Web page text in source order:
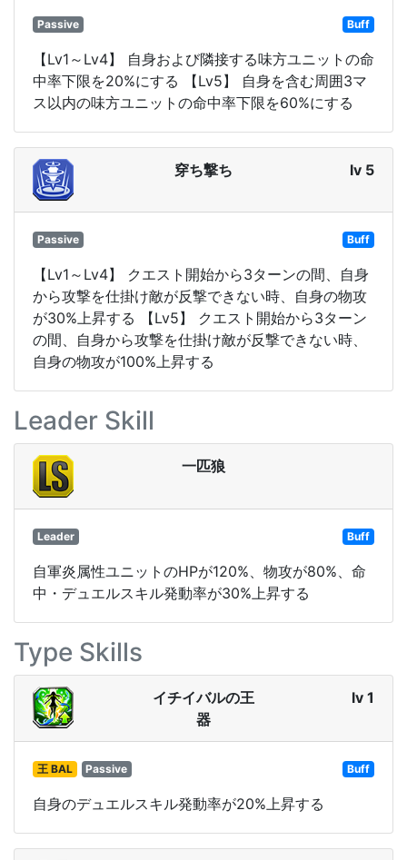
Passive Buff
【Lv1～Lv4】 自身および隣接する味方ユニットの命
中率下限を20%にする 【Lv5】 自身を含む周囲3マ
ス以内の味方ユニットの命中率下限を60%にする
穿ち撃ち lv 5
Passive Buff
【Lv1～Lv4】 クエスト開始から3ターンの間、自身
から攻撃を仕掛け敵が反撃できない時、自身の物攻
が30%上昇する 【Lv5】 クエスト開始から3ターン
の間、自身から攻撃を仕掛け敵が反撃できない時、
自身の物攻が100%上昇する
Leader Skill
一匹狼
Leader Buff
自軍炎属性ユニットのHPが120%、物攻が80%、命
中・デュエルスキル発動率が30%上昇する
Type Skills
イチイバルの王
器
lv 1
王 BAL Passive Buff
自身のデュエルスキル発動率が20%上昇する